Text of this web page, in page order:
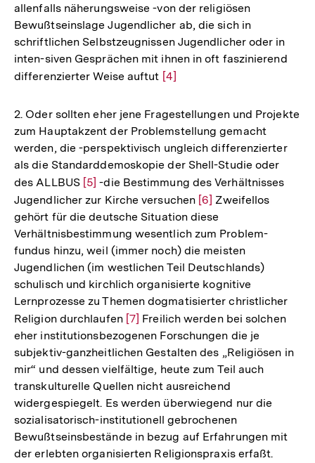
allenfalls näherungsweise -von der religiösen
Bewußtseinslage Jugendlicher ab, die sich in
schriftlichen Selbstzeugnissen Jugendlicher oder in
inten-siven Gesprächen mit ihnen in oft faszinierend
differenzierter Weise auftut Zur
der
Fußnote
[4]
2. Oder sollten eher jene Fragestellungen und Projekte
zum Hauptakzent der Problemstellung gemacht
werden, die -perspektivisch ungleich differenzierter
als die Standarddemoskopie der Shell-Studie oder
des ALLBUS Zur
Auflösung
der
Fußnote
[5] -die Bestimmung des Verhältnisses
Jugendlicher zur Kirche versuchen Zur
Auflösung
der
Fußnote
[6] Zweifellos
gehört für die deutsche Situation diese
Verhältnisbestimmung wesentlich zum Problem-
fundus hinzu, weil (immer noch) die meisten
Jugendlichen (im westlichen Teil Deutschlands)
schulisch und kirchlich organisierte kognitive
Lernprozesse zu Themen dogmatisierter christlicher
Religion durchlaufen Zur
Auflösung
der
Fußnote
[7] Freilich werden bei solchen
eher institutionsbezogenen Forschungen die je
subjektiv-ganzheitlichen Gestalten des „Religiösen in
mir“ und dessen vielfältige, heute zum Teil auch
transkulturelle Quellen nicht ausreichend
widergespiegelt. Es werden überwiegend nur die
sozialisatorisch-institutionell gebrochenen
Bewußtseinsbestände in bezug auf Erfahrungen mit
der erlebten organisierten Religionspraxis erfaßt.